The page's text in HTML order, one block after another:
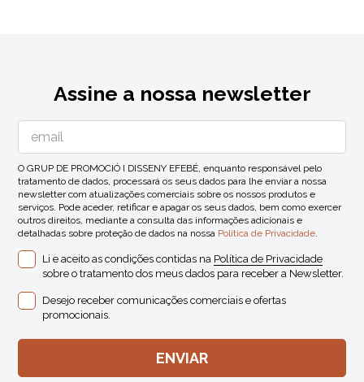
Assine a nossa newsletter
O GRUP DE PROMOCIÓ I DISSENY EFEBÉ, enquanto responsável pelo
tratamento de dados, processará os seus dados para lhe enviar a nossa
newsletter com atualizações comerciais sobre os nossos produtos e
serviços. Pode aceder, retificar e apagar os seus dados, bem como exercer
outros direitos, mediante a consulta das informações adicionais e
detalhadas sobre proteção de dados na nossa Política de Privacidade.
Li e aceito as condições contidas na Política de Privacidade
sobre o tratamento dos meus dados para receber a Newsletter.
Desejo receber comunicações comerciais e ofertas
promocionais.